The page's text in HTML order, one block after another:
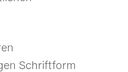
Schriftform